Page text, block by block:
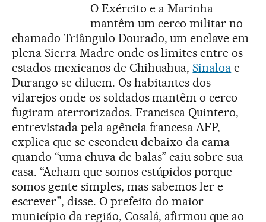
O Exército e a Marinha
mantêm um cerco militar no
chamado Triângulo Dourado, um enclave em
plena Sierra Madre onde os limites entre os
estados mexicanos de Chihuahua,Sinaloa e
Durango se diluem. Os habitantes dos
vilarejos onde os soldados mantêm o cerco
fugiram aterrorizados. Francisca Quintero,
entrevistada pela agência francesa AFP,
explica que se escondeu debaixo da cama
quando “uma chuva de balas” caiu sobre sua
casa. “Acham que somos estúpidos porque
somos gente simples, mas sabemos ler e
escrever”, disse. O prefeito do maior
município da região, Cosalá, afirmou que ao